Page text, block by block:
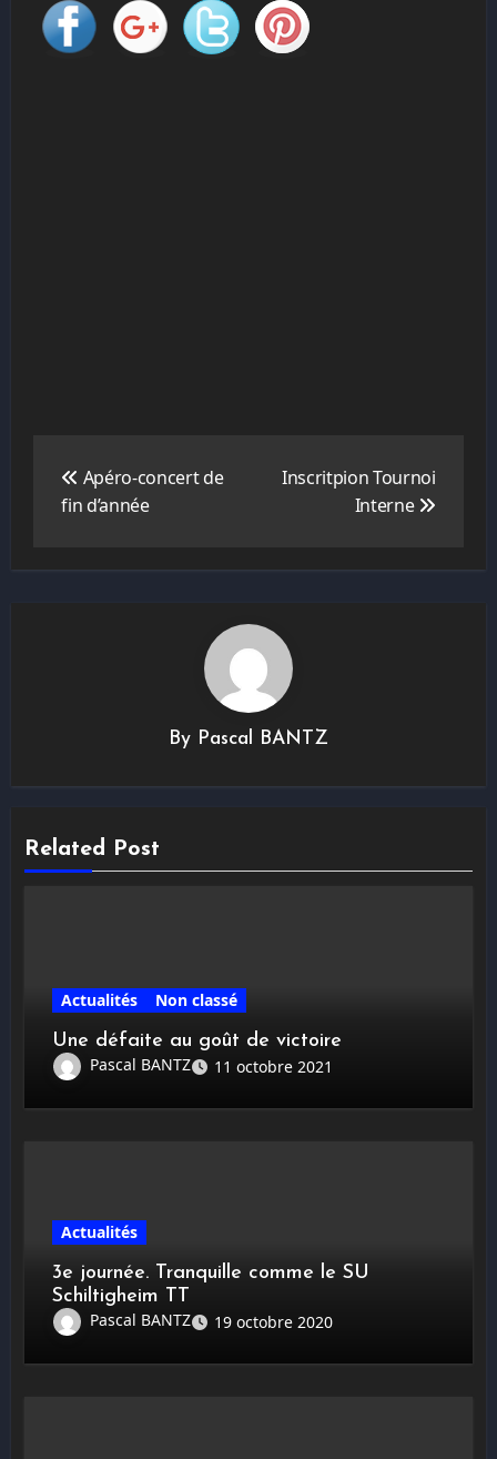
l’article
Apéro-concert de
fin d’année
Inscritpion Tournoi
Interne
By Pascal BANTZ
Related Post
Actualités
Non classé
Une défaite au goût de victoire
Pascal BANTZ
11 octobre 2021
Actualités
3e journée. Tranquille comme le SU
Schiltigheim TT
Pascal BANTZ
19 octobre 2020